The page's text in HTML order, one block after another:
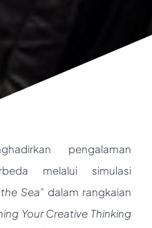
pengalaman
melalui simulasi
Sea” dalam rangkaian
Your Creative Thinking